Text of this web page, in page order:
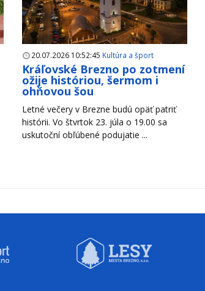
20.07.2026 10:52:45 Kultúra a šport
Kráľovské Brezno po zotmení
ožije históriou, šermom i
ohňovou šou
Letné večery v Brezne budú opäť patriť
histórii. Vo štvrtok 23. júla o 19.00 sa
uskutoční obľúbené podujatie ...